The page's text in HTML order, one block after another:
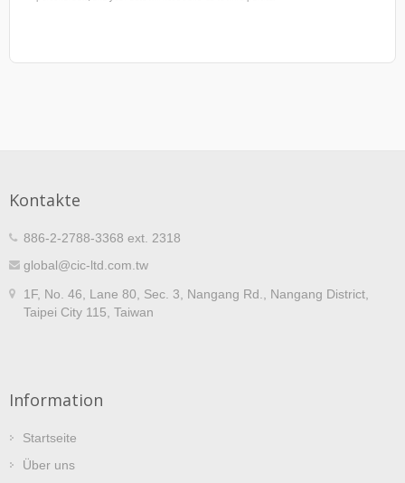
Kontakte
886-2-2788-3368 ext. 2318
global@cic-ltd.com.tw
1F, No. 46, Lane 80, Sec. 3, Nangang Rd., Nangang District,
Taipei City 115, Taiwan
Information
Startseite
Über uns